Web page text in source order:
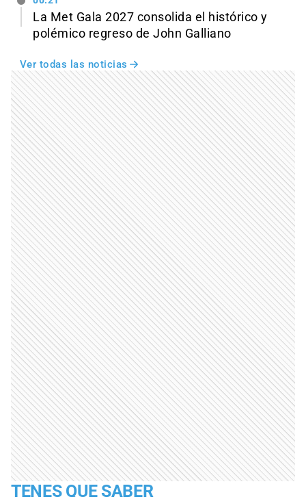
La Met Gala 2027 consolida el histórico y
polémico regreso de John Galliano
Ver todas las noticias
TENES QUE SABER